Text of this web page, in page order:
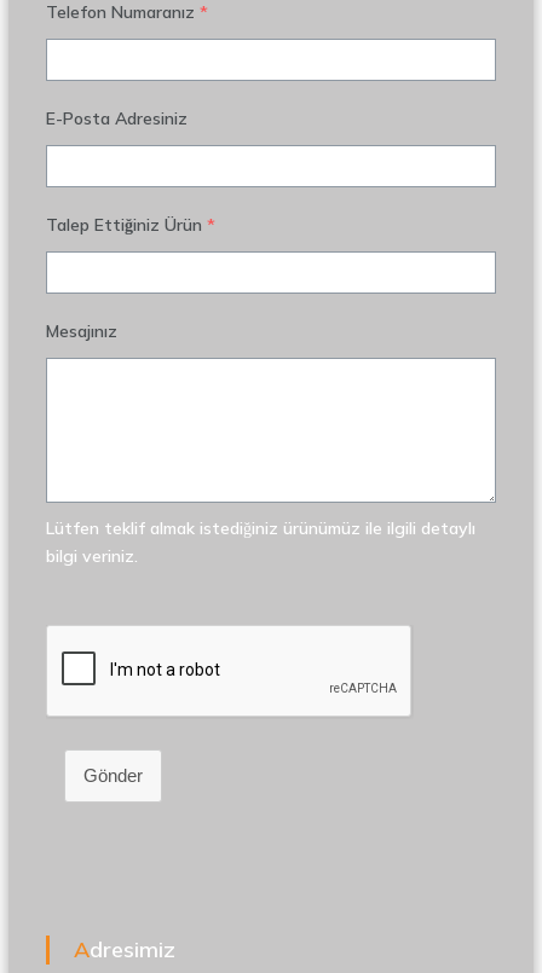
Telefon Numaranız *
E-Posta Adresiniz
Talep Ettiğiniz Ürün *
Mesajınız
Lütfen teklif almak istediğiniz ürünümüz ile ilgili detaylı
bilgi veriniz.
Gönder
Adresimiz